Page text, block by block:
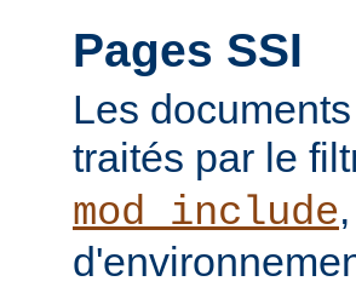
Pages SSI
Les
traités par le
mod_include